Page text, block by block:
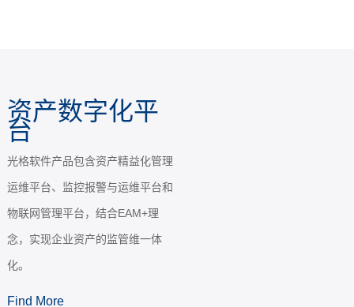
光纤传感
光格科技深耕光纤传感十余年，全
自主研发了基于拉曼散射、瑞利散
射、布里渊散射等多种核心技术的
光纤传感产品，是分布式光纤传感
领域的开拓者和领导者。产品获国
家权威机构认证，其中AT800分布
式光纤温度传感产品实现了进口替